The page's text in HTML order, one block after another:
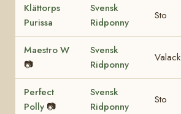
Klättorps
Purissa
Svensk
Ridponny
Sto
Maestro W
📷
Svensk
Ridponny
Valack
Perfect
Polly 📷
Svensk
Ridponny
Sto